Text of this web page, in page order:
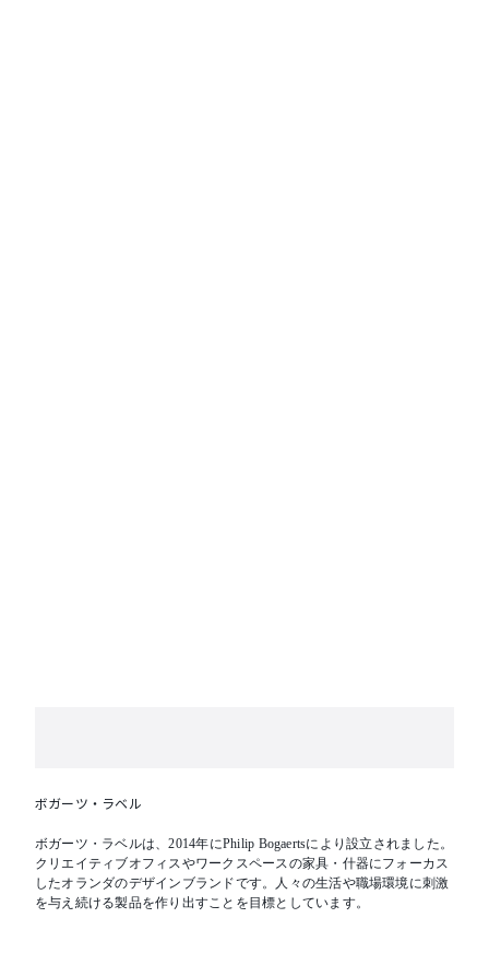
ボガーツ・ラベル
ボガーツ・ラベルは、2014年にPhilip Bogaertsにより設立されました。
クリエイティブオフィスやワークスペースの家具・什器にフォーカス
したオランダのデザインブランドです。人々の生活や職場環境に刺激
を与え続ける製品を作り出すことを目標としています。